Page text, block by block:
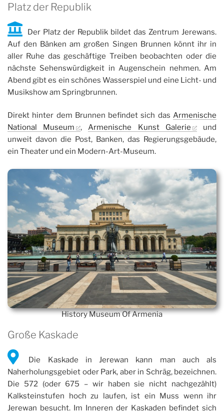
Platz der Republik
Der Platz der Republik bildet das Zentrum Jerewans.
Auf den Bänken am großen Singen Brunnen könnt ihr in
aller Ruhe das geschäftige Treiben beobachten oder die
nächste Sehenswürdigkeit in Augenschein nehmen. Am
Abend gibt es ein schönes Wasserspiel und eine Licht- und
Musikshow am Springbrunnen.
Direkt hinter dem Brunnen befindet sich das Armenische
National Museum
,Armenische Kunst Galerie
und
unweit davon die Post, Banken, das Regierungsgebäude,
ein Theater und ein Modern-Art-Museum.
History Museum Of Armenia
Große Kaskade
Die Kaskade in Jerewan kann man auch als
Naherholungsgebiet oder Park, aber in Schräg, bezeichnen.
Die 572 (oder 675 – wir haben sie nicht nachgezählt)
Kalksteinstufen hoch zu laufen, ist ein Muss wenn ihr
Jerewan besucht. Im Inneren der Kaskaden befindet sich